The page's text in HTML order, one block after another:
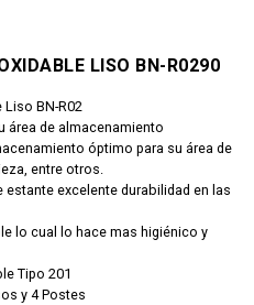
LISO BN-R0290
BN-R02
área de almacenamiento
óptimo para su área de
entre otros.
estante excelente durabilidad en las
lo cual lo hace mas higiénico y
Tipo 201
y 4 Postes